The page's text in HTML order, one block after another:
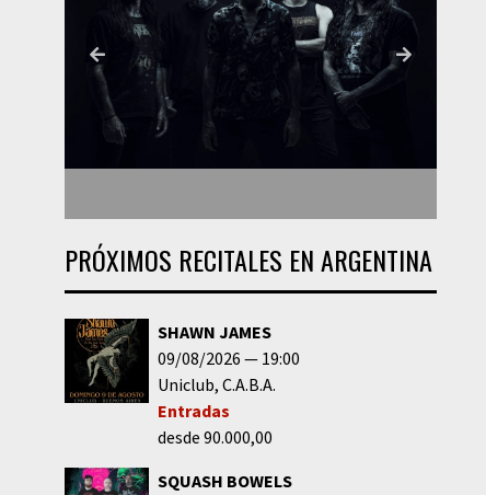
PRÓXIMOS RECITALES EN ARGENTINA
SHAWN JAMES
09/08/2026
19:00
Uniclub C.A.B.A.
Entradas
desde 90.000,00
SQUASH BOWELS